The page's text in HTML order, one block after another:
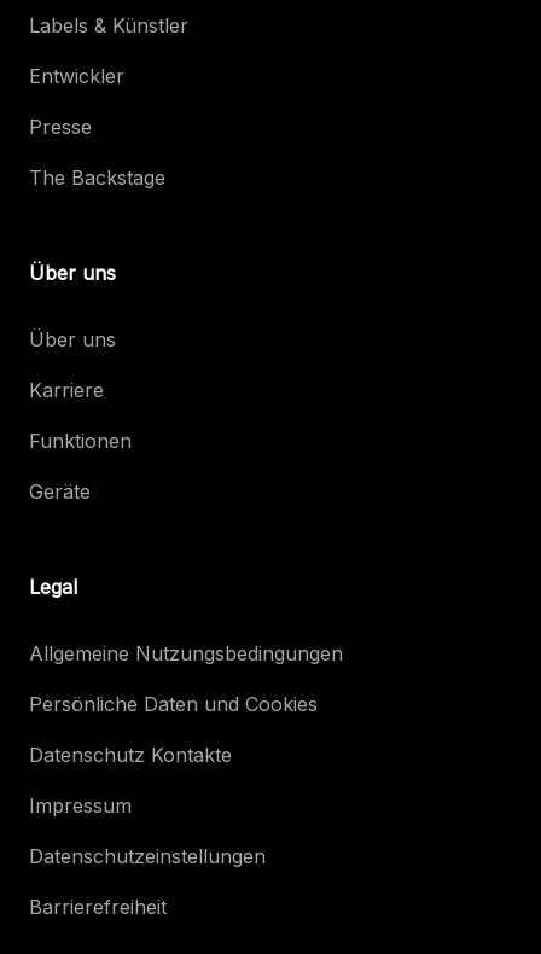
Labels & Künstler
Entwickler
Presse
The Backstage
Über uns
Über uns
Karriere
Funktionen
Geräte
Legal
Allgemeine Nutzungsbedingungen
Persönliche Daten und Cookies
Datenschutz Kontakte
Impressum
Datenschutzeinstellungen
Barrierefreiheit